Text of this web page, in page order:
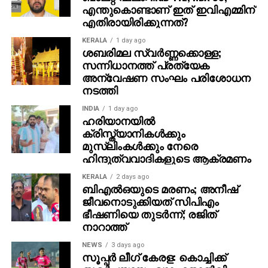
അതേപോലെ, വേദിയിലേക്കും മഹേഷ് ബാബു
കാളപ്പുറത്ത് സവാരിയായി എത്തിയപ്പോള്‍ 60,000-
ത്തിലധികം പ്രേക്ഷകര്‍ കൈയ്യടി മുഴക്കി വരവേറ്റു.
ഐമാക്‌സ് ഫോര്‍മാറ്റിലാണ് ഈ ചിത്രം ഒരുക്കുന്നത്.
അതിനാല്‍ തന്നെ തിയേറ്ററുകളില്‍ അത്ഭുതകരമായ
കാഴ്ചാനുഭവം സമ്മാനിക്കുമെന്നുറപ്പ്. ബാഹുബലി,
ഞഞഞ എന്നിവയുടെ സംവിധായകന്‍ രാജമൗലിയുടെ
ഈ ബ്രഹ്‌മാണ്ഡ പ്രോജക്റ്റ് 2027-ല്‍
തിയേറ്ററുകളിലേക്ക് എത്തും.
എന്തുകൊണ്ടാണ് ഇത് ഇവിഎമ്മിന്
എതിരായിരിക്കുന്നത്?
KERALA 1 day ago
ശബരിമല സ്വര്‍ണ്ണക്കൊള്ള;
സന്നിധാനത്ത് പ്രത്യേക
അന്വേഷണ സംഘം പരിശോധന
നടത്തി
INDIA 1 day ago
ഹരിയാനയില്‍
ക്രിസ്ത്യാനികള്‍ക്കും
മുസ്‌ലിംകള്‍ക്കും നേരെ
ഹിന്ദുത്വവാദികളുടെ ആക്രമണം
KERALA 2 days ago
ബിഎല്‍ഒയുടെ മരണം; അനീഷ്
ജീവനൊടുക്കിയത് സിപിഎം
ഭീഷണിയെ തുടര്‍ന്ന്; രജിത്
നാറാത്ത്
NEWS 3 days ago
സൂപ്പര്‍ ലീഗ് കേരള: കൊച്ചിക്ക്